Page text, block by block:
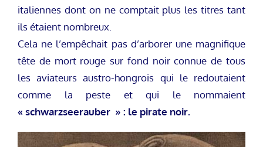
italiennes dont on ne comptait plus les titres tant
ils étaient nombreux.
Cela ne l’empêchait pas d’arborer une magnifique
tête de mort rouge sur fond noir connue de tous
les aviateurs austro-hongrois qui le redoutaient
comme la peste et qui le nommaient
« schwarzseerauber » : le pirate noir.